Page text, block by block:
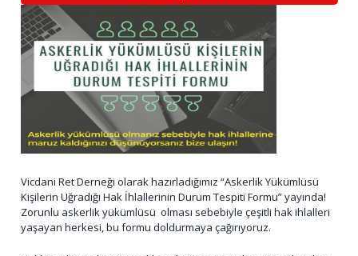
Vicdani Ret Derneği olarak hazırladığımız “Askerlik Yükümlüsü
Kişilerin Uğradığı Hak İhlallerinin Durum Tespiti Formu” yayında!
Zorunlu askerlik yükümlüsü olması sebebiyle çeşitli hak ihlalleri
yaşayan herkesi, bu formu doldurmaya çağırıyoruz.